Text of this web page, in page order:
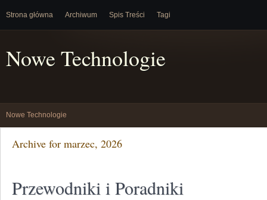
Strona główna Archiwum Spis Treści Tagi
Nowe Technologie
Nowe Technologie
Archive for marzec, 2026
Przewodniki i Poradniki